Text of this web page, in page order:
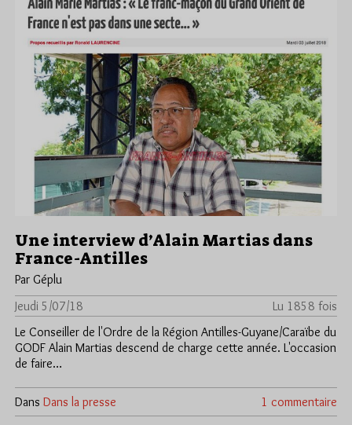
Une interview d’Alain Martias dans
France-Antilles
Par Géplu
Jeudi 5/07/18
Lu 1858 fois
Le Conseiller de l'Ordre de la Région Antilles-Guyane/Caraïbe du
GODF Alain Martias descend de charge cette année. L'occasion
de faire…
Dans Dans la presse 1 commentaire